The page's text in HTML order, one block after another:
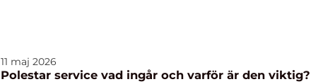
11 maj 2026
Polestar service vad ingår och varför är den viktig?